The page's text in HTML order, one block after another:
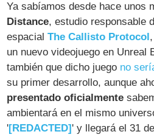
Ya sabíamos desde hace unos
Distance, estudio responsable
espacialThe Callisto Protocol
un nuevo videojuego en Unreal
también que dicho juego no
su primer desarrollo, aunque
presentado oficialmente
ambientará en el mismo
'[REDACTED]' y llegará el 31